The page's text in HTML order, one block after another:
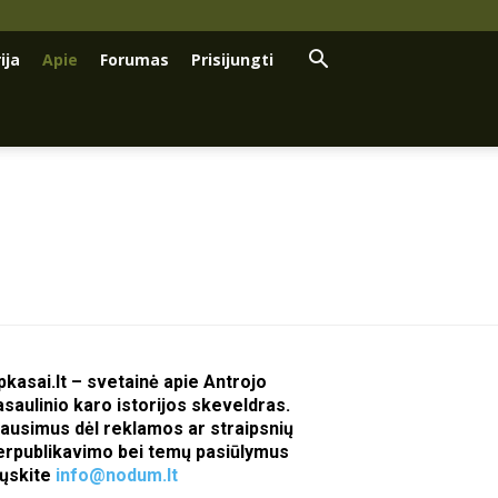
Apie Forumas Prisijungti
– svetainė apie Antrojo
karo istorijos skeveldras.
dėl reklamos ar straipsnių
bei temų pasiūlymus
info@nodum.lt